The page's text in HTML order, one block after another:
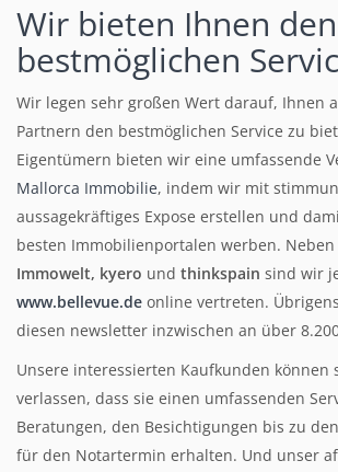
Wir bieten Ihnen den
bestmöglichen
Wir legen sehr großen Wert darauf, Ihnen
Partnern den bestmöglichen Service zu
Eigentümern bieten wir eine umfassende
Mallorca Immobilie, indem wir mit
aussagekräftiges Expose erstellen und
besten Immobilienportalen werben. Neben
Immowelt, kyero und thinkspain sind wir
www.bellevue.de online vertreten.
diesen newsletter inzwischen an über
Unsere interessierten Kaufkunden können
verlassen, dass sie einen umfassenden
Beratungen, den Besichtigungen bis zu
für den Notartermin erhalten. Und unser